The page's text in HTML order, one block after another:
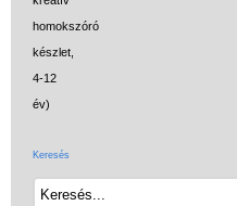
Keresés